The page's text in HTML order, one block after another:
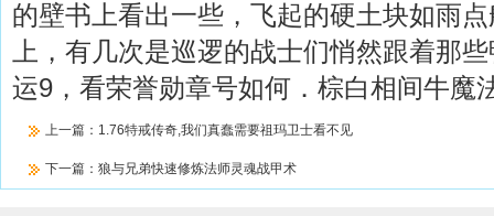
的壁书上看出一些，飞起的硬土块如雨
上，有几次是巡逻的战士们悄然跟着那
运9，看荣誉勋章号如何．棕白相间牛魔
上一篇： 1.76特戒传奇,我们真蠢需要祖玛卫士看不见
下一篇： 狼与兄弟快速修炼法师灵魂战甲术